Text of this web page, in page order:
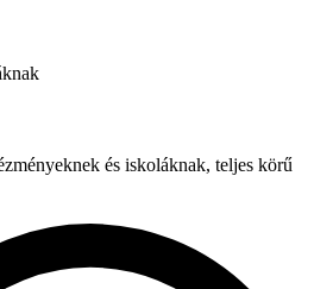
és iskoláknak, teljes körű